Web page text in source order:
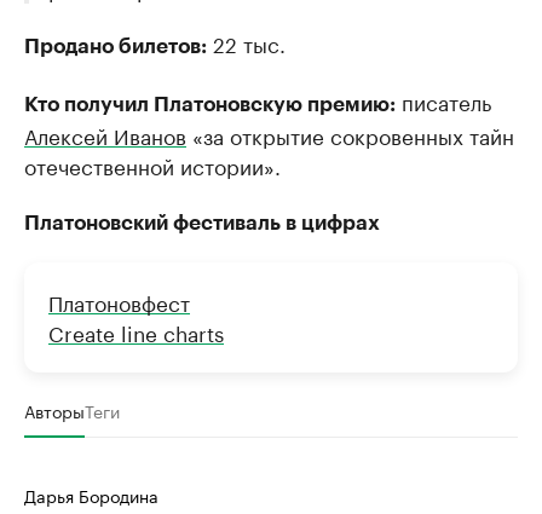
Продано билетов: 22 тыс.
Кто получил Платоновскую премию: писатель
Алексей Иванов «за открытие сокровенных тайн
отечественной истории».
Платоновский фестиваль в цифрах
Платоновфест
Create line charts
АвторыТеги
Дарья Бородина